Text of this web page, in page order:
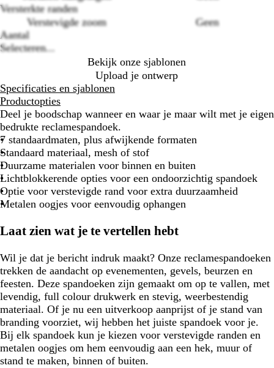
Versterkte randen
Verstevigde zoom
Geen
Aantal
Selecteren...
Bekijk onze sjablonen
Upload je ontwerp
Specificaties en sjablonen
Productopties
Deel je boodschap wanneer en waar je maar wilt met je eigen
bedrukte reclamespandoek.
7 standaardmaten, plus afwijkende formaten
Standaard materiaal, mesh of stof
Duurzame materialen voor binnen en buiten
Lichtblokkerende opties voor een ondoorzichtig spandoek
Optie voor verstevigde rand voor extra duurzaamheid
Metalen oogjes voor eenvoudig ophangen
Laat zien wat je te vertellen hebt
Wil je dat je bericht indruk maakt? Onze reclamespandoeken
trekken de aandacht op evenementen, gevels, beurzen en
feesten. Deze spandoeken zijn gemaakt om op te vallen, met
levendig, full colour drukwerk en stevig, weerbestendig
materiaal. Of je nu een uitverkoop aanprijst of je stand van
branding voorziet, wij hebben het juiste spandoek voor je.
Bij elk spandoek kun je kiezen voor verstevigde randen en
metalen oogjes om hem eenvoudig aan een hek, muur of
stand te maken, binnen of buiten.